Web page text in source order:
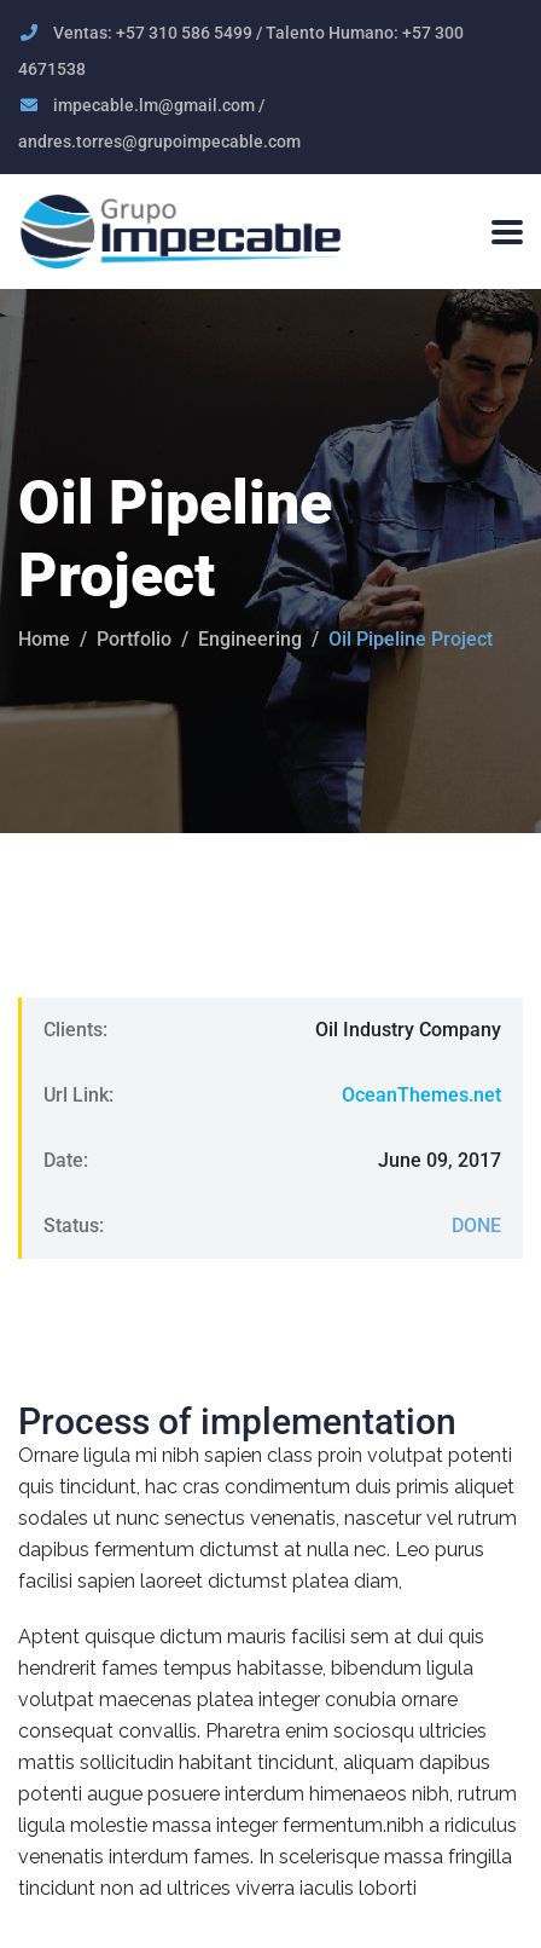
Ventas: +57 310 586 5499 / Talento Humano: +57 300
4671538
impecable.lm@gmail.com /
andres.torres@grupoimpecable.com
Oil Pipeline
Project
Home Portfolio Engineering Oil Pipeline Project
Clients: Oil Industry Company
Url Link: OceanThemes.net
Date: June 09, 2017
Status: DONE
Process of implementation
Ornare ligula mi nibh sapien class proin volutpat potenti
quis tincidunt, hac cras condimentum duis primis aliquet
sodales ut nunc senectus venenatis, nascetur vel rutrum
dapibus fermentum dictumst at nulla nec. Leo purus
facilisi sapien laoreet dictumst platea diam,
Aptent quisque dictum mauris facilisi sem at dui quis
hendrerit fames tempus habitasse, bibendum ligula
volutpat maecenas platea integer conubia ornare
consequat convallis. Pharetra enim sociosqu ultricies
mattis sollicitudin habitant tincidunt, aliquam dapibus
potenti augue posuere interdum himenaeos nibh, rutrum
ligula molestie massa integer fermentum.nibh a ridiculus
venenatis interdum fames. In scelerisque massa fringilla
tincidunt non ad ultrices viverra iaculis loborti